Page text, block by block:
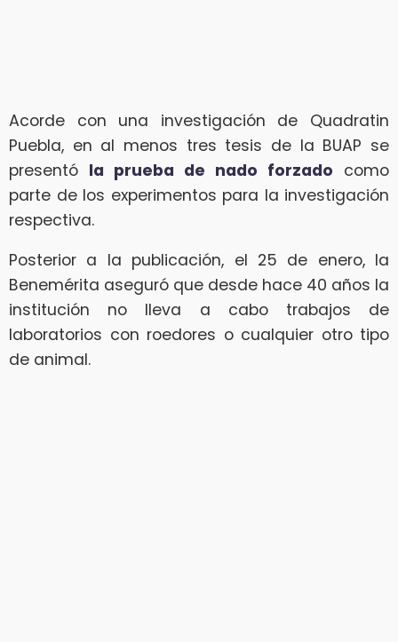
Acorde con una investigación de Quadratin
Puebla, en al menos tres tesis de la BUAP se
presentó la prueba de nado forzado como
parte de los experimentos para la investigación
respectiva.
Posterior a la publicación, el 25 de enero, la
Benemérita aseguró que desde hace 40 años la
institución no lleva a cabo trabajos de
laboratorios con roedores o cualquier otro tipo
de animal.